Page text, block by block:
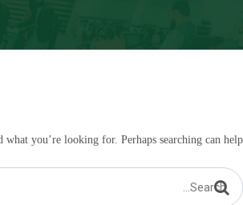
what you’re looking for. Perhaps searching can help.
Search
for: